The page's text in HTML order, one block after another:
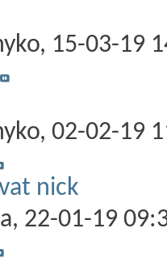
‎, 15-03-19
‎, 02-02-19
nick
‎, 22-01-19